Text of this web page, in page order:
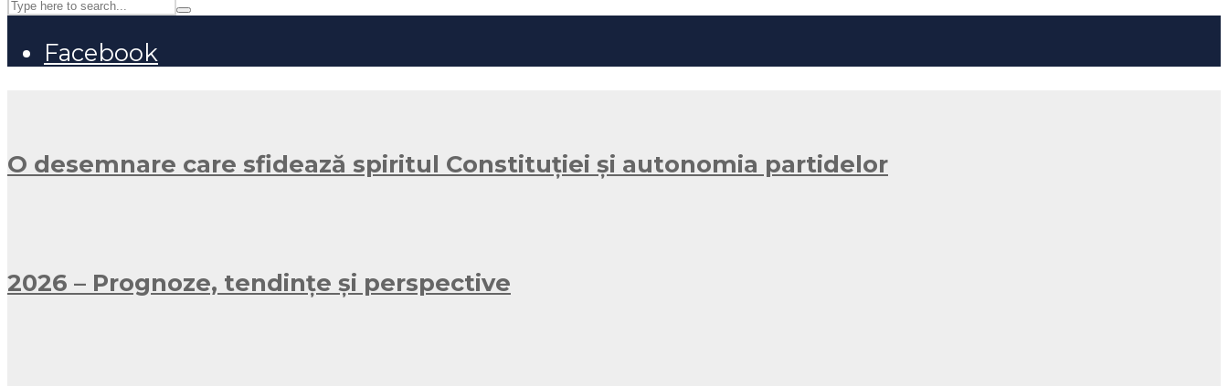
Facebook
O desemnare care sfidează spiritul Constituției și autonomia partidelor
2026 – Prognoze, tendințe și perspective